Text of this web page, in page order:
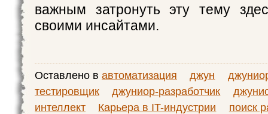
важным затронуть эту тему
своими инсайтами.
Оставлено в автоматизация джун
тестировщик
джуниор-разработчик
интеллект
Карьера в IT-индустрии
поиск